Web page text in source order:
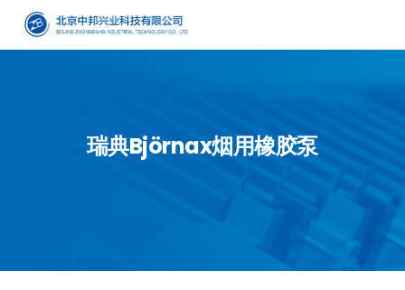
瑞典Björnax烟用橡胶泵